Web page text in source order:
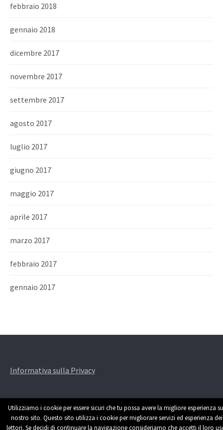
febbraio 2018
gennaio 2018
dicembre 2017
novembre 2017
settembre 2017
agosto 2017
luglio 2017
giugno 2017
maggio 2017
aprile 2017
marzo 2017
febbraio 2017
gennaio 2017
Informativa sulla Privacy
Utilizziamo i cookie per essere sicuri che tu possa avere la migliore esperienza
nostro sito. Questo sito utilizza i cookie per migliorare servizi ed esperienza dei
lettori. Se decidi di continuare la navigazione consideriamo che accetti il loro